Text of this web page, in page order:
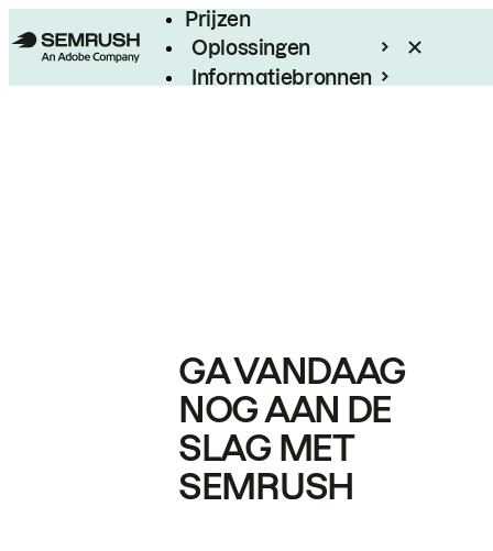
Prijzen
Oplossingen
Informatiebronnen
GA VANDAAG
NOG AAN DE
SLAG MET
SEMRUSH